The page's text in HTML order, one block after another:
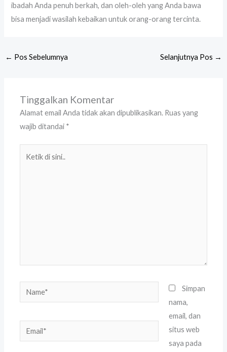
ibadah Anda penuh berkah, dan oleh-oleh yang Anda bawa
bisa menjadi wasilah kebaikan untuk orang-orang tercinta.
← Pos Sebelumnya Selanjutnya Pos →
Tinggalkan Komentar
Alamat email Anda tidak akan dipublikasikan. Ruas yang
wajib ditandai *
Name*
Email*
Simpan
nama,
email, dan
situs web
saya pada